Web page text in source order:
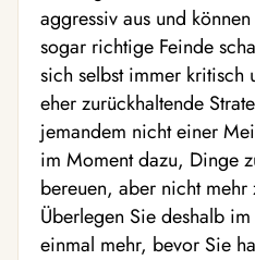
aggressiv aus und
sogar richtige Feinde
sich selbst immer kritisch
eher zurückhaltende
jemandem nicht einer
im Moment dazu, Dinge
bereuen, aber nicht mehr
Überlegen Sie deshalb
einmal mehr, bevor Sie